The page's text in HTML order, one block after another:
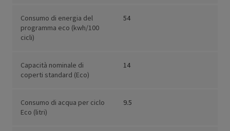
Consumo di energia del
programma eco (kwh/100
cicli)
54
Capacità nominale di
coperti standard (Eco)
14
Consumo di acqua per ciclo
Eco (litri)
9.5